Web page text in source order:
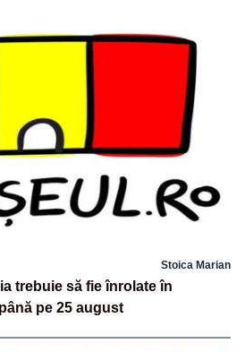
Stoica Marian
trebuie să fie înrolate în
pe 25 august